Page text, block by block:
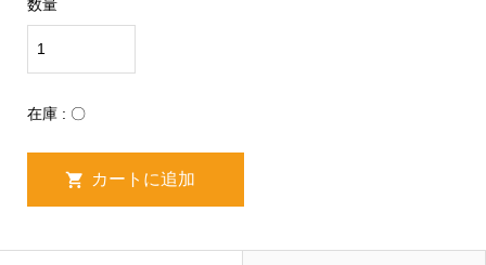
数量
在庫 : 〇